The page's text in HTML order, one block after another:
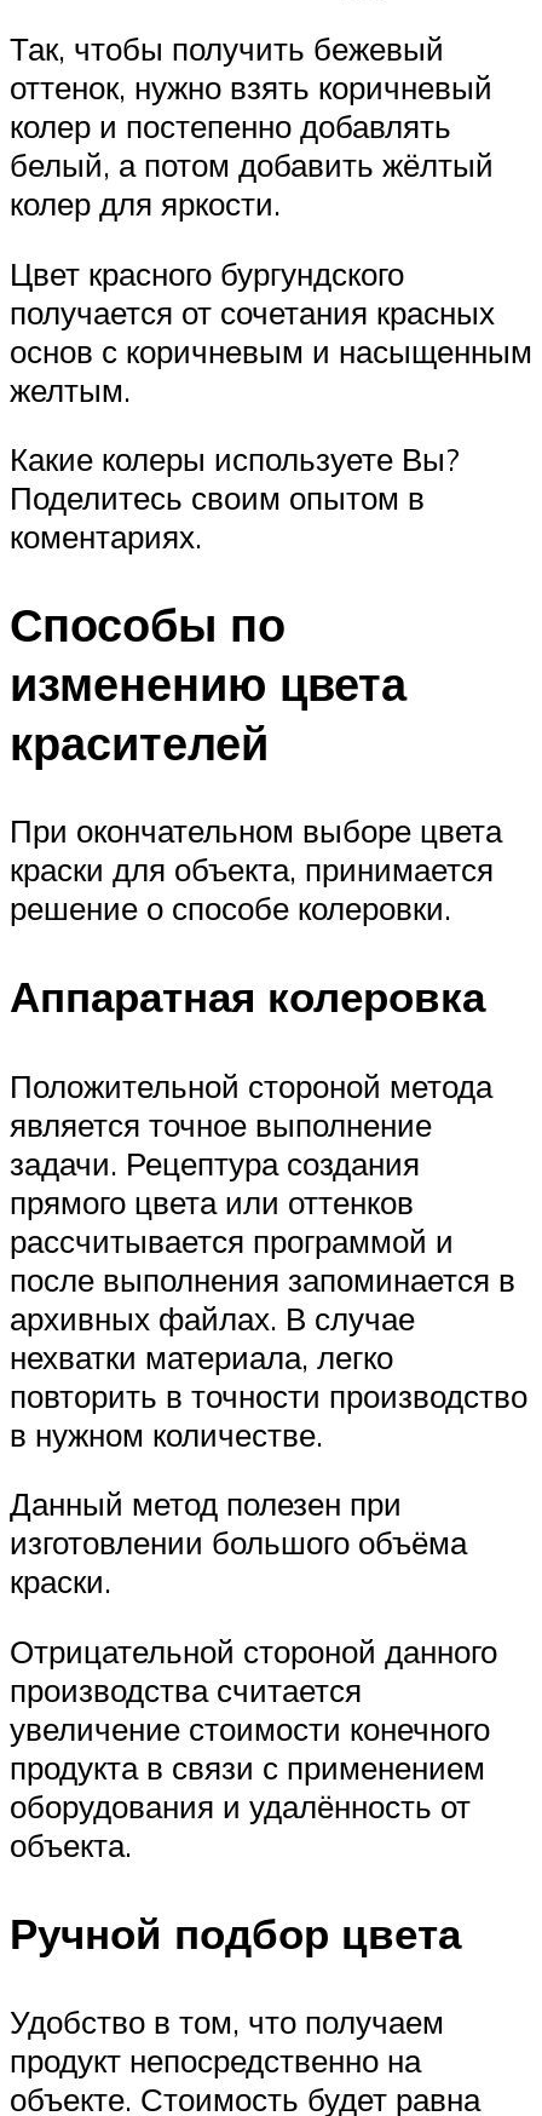
Так, чтобы получить бежевый
оттенок, нужно взять коричневый
колер и постепенно добавлять
белый, а потом добавить жёлтый
колер для яркости.
Цвет красного бургундского
получается от сочетания красных
основ с коричневым и насыщенным
желтым.
Какие колеры используете Вы?
Поделитесь своим опытом в
коментариях.
Способы по
изменению цвета
красителей
При окончательном выборе цвета
краски для объекта, принимается
решение о способе колеровки.
Аппаратная колеровка
Положительной стороной метода
является точное выполнение
задачи. Рецептура создания
прямого цвета или оттенков
рассчитывается программой и
после выполнения запоминается в
архивных файлах. В случае
нехватки материала, легко
повторить в точности производство
в нужном количестве.
Данный метод полезен при
изготовлении большого объёма
краски.
Отрицательной стороной данного
производства считается
увеличение стоимости конечного
продукта в связи с применением
оборудования и удалённость от
объекта.
Ручной подбор цвета
Удобство в том, что получаем
продукт непосредственно на
объекте. Стоимость будет равна